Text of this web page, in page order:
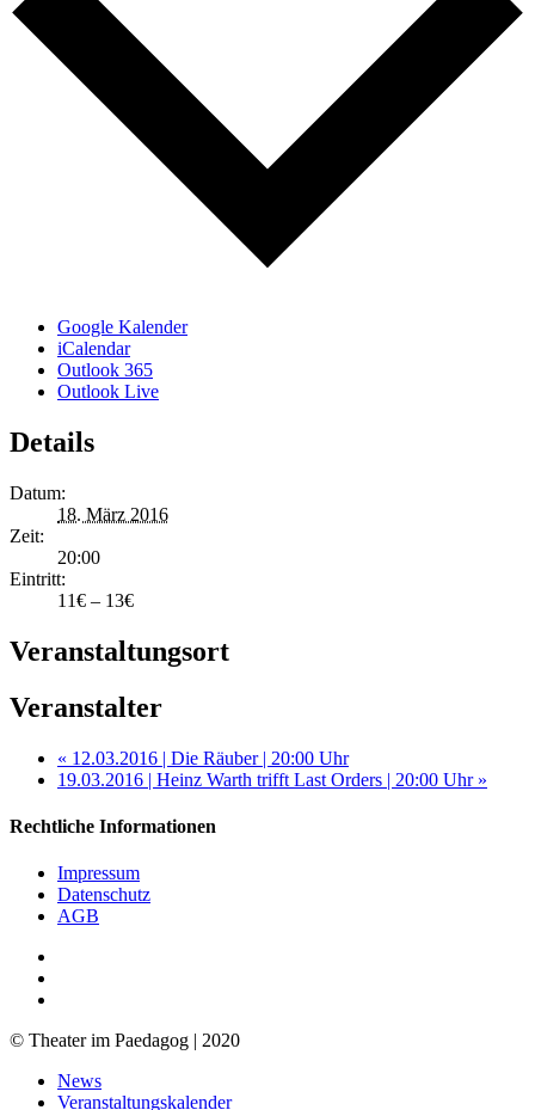
Google Kalender
iCalendar
Outlook 365
Outlook Live
Details
Datum:
18. März 2016
Zeit:
20:00
Eintritt:
11€ – 13€
Veranstaltungsort
Veranstalter
« 12.03.2016 | Die Räuber | 20:00 Uhr
19.03.2016 | Heinz Warth trifft Last Orders | 20:00 Uhr »
Rechtliche Informationen
Impressum
Datenschutz
AGB
© Theater im Paedagog | 2020
Close
Menu
News
Veranstaltungskalender